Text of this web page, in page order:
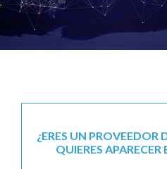
¿ERES UN PROVEEDOR
QUIERES APARECER